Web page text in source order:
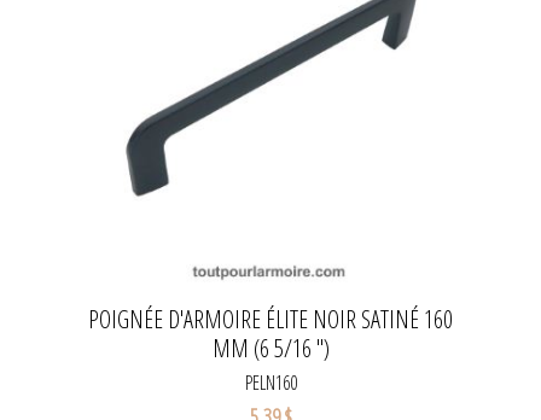
POIGNÉE D'ARMOIRE ÉLITE NOIR SATINÉ 160
MM (6 5/16 '')
PELN160